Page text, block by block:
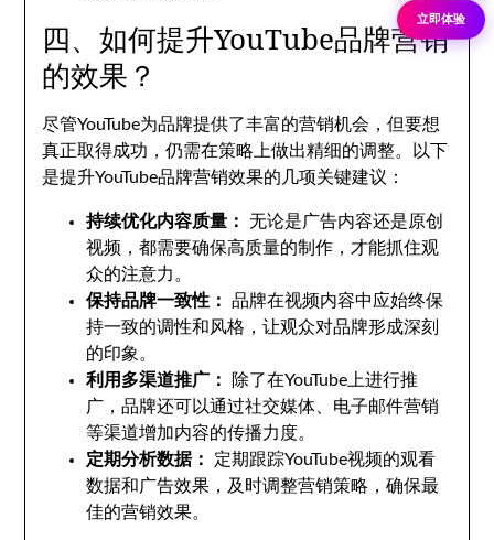
四、如何提升YouTube品牌营销
的效果？
尽管YouTube为品牌提供了丰富的营销机会，但要想
真正取得成功，仍需在策略上做出精细的调整。以下
是提升YouTube品牌营销效果的几项关键建议：
持续优化内容质量：无论是广告内容还是原创
视频，都需要确保高质量的制作，才能抓住观
众的注意力。
保持品牌一致性：品牌在视频内容中应始终保
持一致的调性和风格，让观众对品牌形成深刻
的印象。
利用多渠道推广： 除了在YouTube上进行推
广，品牌还可以通过社交媒体、电子邮件营销
等渠道增加内容的传播力度。
定期分析数据： 定期跟踪YouTube视频的观看
数据和广告效果，及时调整营销策略，确保最
佳的营销效果。
立即体验